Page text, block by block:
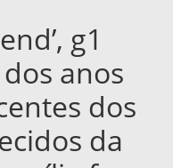
g1
anos
dos
da